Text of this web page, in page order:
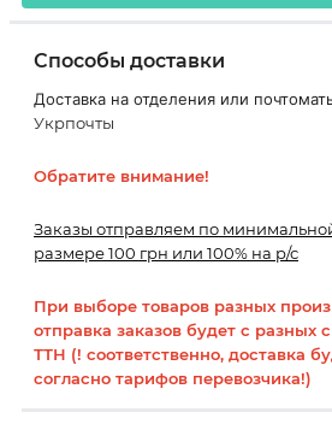
Способы доставки
Доставка на отделения или
Укрпочты
Обратите внимание!
Заказы отправляем по
размере 100 грн или 100% на р/с
При выборе товаров разных
отправка заказов будет с разных
ТТН (! соответственно, доставка
согласно тарифов перевозчика!)